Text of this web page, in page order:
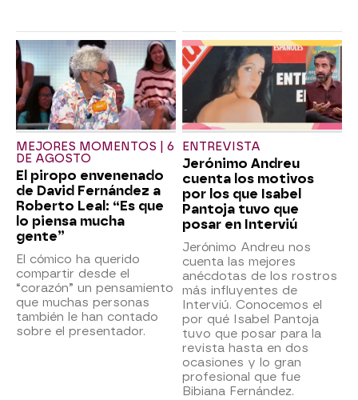
MEJORES MOMENTOS | 6
DE AGOSTO
El piropo envenenado
de David Fernández a
Roberto Leal: “Es que
lo piensa mucha
gente”
El cómico ha querido
compartir desde el
“corazón” un pensamiento
que muchas personas
también le han contado
sobre el presentador.
ENTREVISTA
Jerónimo Andreu
cuenta los motivos
por los que Isabel
Pantoja tuvo que
posar en Interviú
Jerónimo Andreu nos
cuenta las mejores
anécdotas de los rostros
más influyentes de
Interviú. Conocemos el
por qué Isabel Pantoja
tuvo que posar para la
revista hasta en dos
ocasiones y lo gran
profesional que fue
Bibiana Fernández.